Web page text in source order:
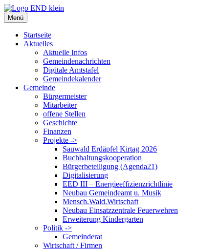
Zum
Inhalt
springen
Menü
Startseite
Aktuelles
Aktuelle Infos
Gemeindenachrichten
Digitale Amtstafel
Gemeindekalender
Gemeinde
Bürgermeister
Mitarbeiter
offene Stellen
Geschichte
Finanzen
Projekte ->
Sauwald Erdäpfel Kirtag 2026
Buchhaltungskooperation
Bürgerbeteiligung (Agenda21)
Digitalisierung
EED III – Energieeffizienzrichtlinie
Neubau Gemeindeamt u. Musik
Mensch.Wald.Wirtschaft
Neubau Einsatzzentrale Feuerwehren
Erweiterung Kindergarten
Politik ->
Gemeinderat
Wirtschaft / Firmen